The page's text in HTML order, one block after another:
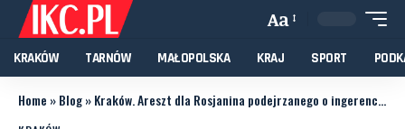
Aa
KRAKÓW TARNÓW MAŁOPOLSKA KRAJ SPORT
Home »Blog»Kraków. Areszt dla Rosjanina podejrzanego o ingerencje w systemy teleinformatyczne